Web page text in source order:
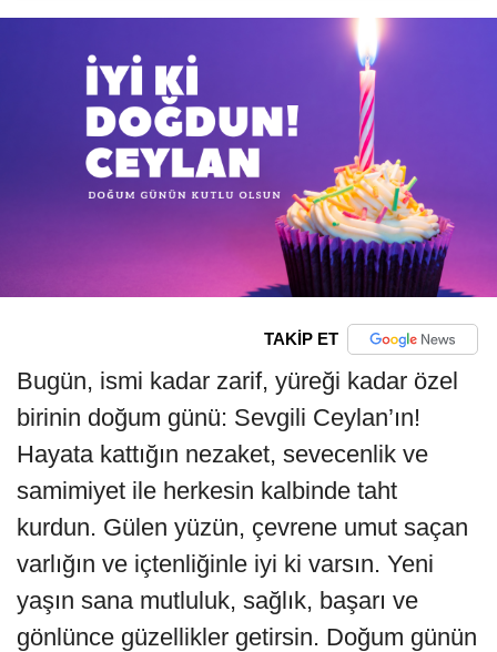
TAKİP ET
Bugün, ismi kadar zarif, yüreği kadar özel
birinin doğum günü: Sevgili Ceylan’ın!
Hayata kattığın nezaket, sevecenlik ve
samimiyet ile herkesin kalbinde taht
kurdun. Gülen yüzün, çevrene umut saçan
varlığın ve içtenliğinle iyi ki varsın. Yeni
yaşın sana mutluluk, sağlık, başarı ve
gönlünce güzellikler getirsin. Doğum günün